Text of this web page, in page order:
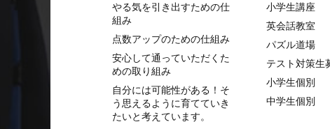
やる気を引き出すための仕
組み
点数アップのための仕組み
安心して通っていただくた
めの取り組み
自分には可能性がある！そ
う思えるように育てていき
たいと考えています。
⼩学⽣講座
英会話教室
パズル道場
テスト対策生
小学生個別
中学生個別